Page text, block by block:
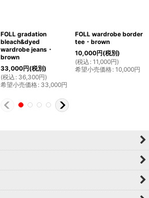
FOLL gradation
bleach&dyed
wardrobe jeans・
brown
33,000円(税別)
(税込 : 36,300円)
希望小売価格: 33,000円
FOLL wardrobe border
tee・brown
10,000円(税別)
(税込 : 11,000円)
希望小売価格: 10,000円